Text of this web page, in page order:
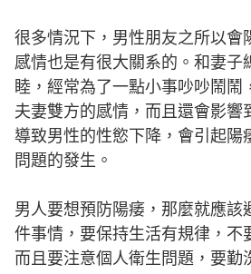
很多情況下，男性朋友之所以會
感情也是有很大關系的。和妻子
睦，經常為了一點小事吵吵鬧鬧
夫妻雙方的感情，而且還會影響
導致男性的性慾下降，會引起陽
問題的發生。
男人要想預防陽痿，那麼就應該
件事情，要保持生活有規律，不
而且要注意個人衛生問題，要勤